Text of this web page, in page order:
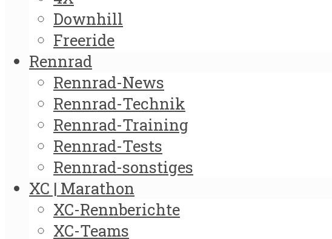
Downhill
Freeride
Rennrad
Rennrad-News
Rennrad-Technik
Rennrad-Training
Rennrad-Tests
Rennrad-sonstiges
XC | Marathon
XC-Rennberichte
XC-Teams